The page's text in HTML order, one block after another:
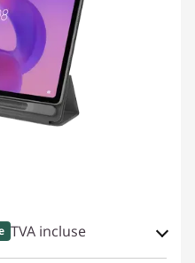
TVA incluse